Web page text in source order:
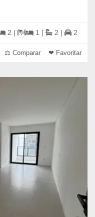
2 | 1 | 2 | 2
⚖ Comparar ❤ Favoritar